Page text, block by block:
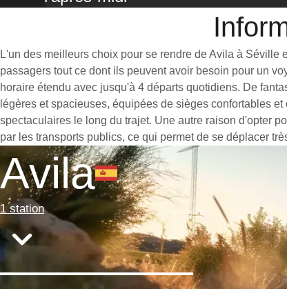
L'un des meilleurs choix pour se rendre de Avila à
passagers tout ce dont ils peuvent avoir besoin pour un
horaire étendu avec jusqu'à 4 départs quotidiens. De
légères et spacieuses, équipées de sièges confortables
spectaculaires le long du trajet. Une autre raison d'opter
par les transports publics, ce qui permet de se déplacer
Avila
1 station